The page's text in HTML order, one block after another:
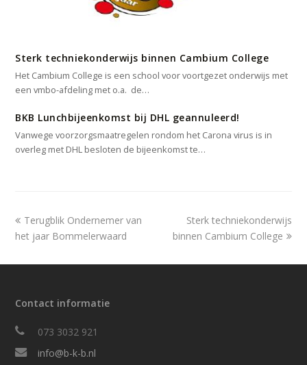
Sterk techniekonderwijs binnen Cambium College
Het Cambium College is een school voor voortgezet onderwijs met
een vmbo-afdeling met o.a. de…
BKB Lunchbijeenkomst bij DHL geannuleerd!
Vanwege voorzorgsmaatregelen rondom het Carona virus is in
overleg met DHL besloten de bijeenkomst te…
previous
post:
Terugblik Ondernemer van
het jaar Bommelerwaard
next
post:
Sterk techniekonderwijs
binnen Cambium College
Contact informatie
073 3032 921
info@b-k-b.nl